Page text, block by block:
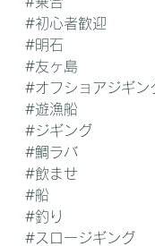
#初心者歓迎
#明石
#友ヶ島
#オフショアジギン
#遊漁船
#ジギング
#鯛ラバ
#飲ませ
#船
#釣り
#スロージギング